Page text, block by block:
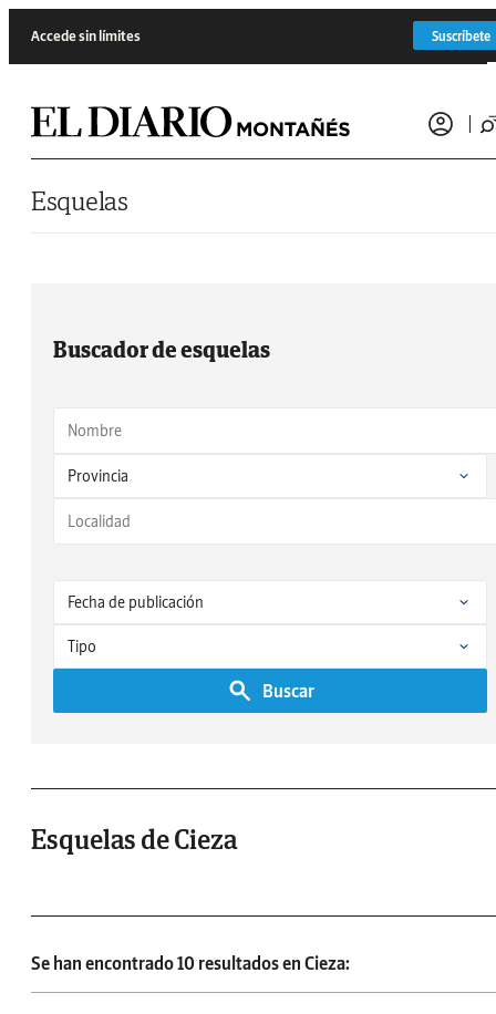
Accede sin límites Suscríbete
Esquelas
Buscador de esquelas
Buscar
Esquelas de Cieza
Se han encontrado 10 resultados en Cieza: